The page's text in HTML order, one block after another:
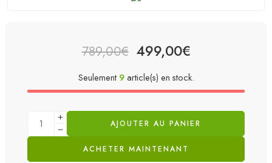
789,00€ 499,00€
Seulement 9article(s) en stock.
AJOUTER AU PANIER
ACHETER MAINTENANT